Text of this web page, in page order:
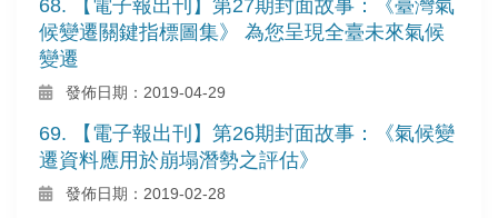
68. 【電子報出刊】第27期封面故事：《臺灣氣
候變遷關鍵指標圖集》 為您呈現全臺未來氣候
變遷
發佈日期：2019-04-29
69. 【電子報出刊】第26期封面故事：《氣候變
遷資料應用於崩塌潛勢之評估》
發佈日期：2019-02-28